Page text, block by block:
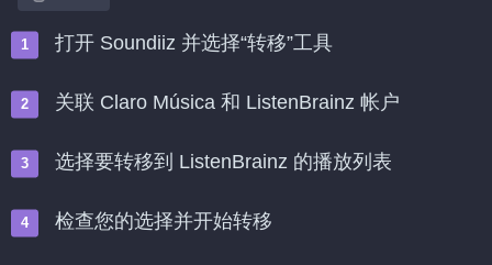
打开 Soundiiz 并选择“转移”工具
关联 Claro Música 和 ListenBrainz 帐户
选择要转移到 ListenBrainz 的播放列表
检查您的选择并开始转移